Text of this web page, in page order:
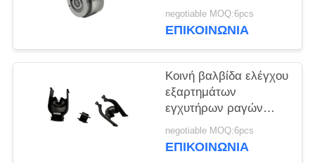
ελέγχου εγχύσεων για
Denso piezo
negotiable MOQ:6pcs
ΕΠΙΚΟΙΝΩΝΙΑ
Κοινή βαλβίδα ελέγχου
εξαρτημάτων
εγχυτήρων ραγών
28373983 για το diesel
625C
negotiable MOQ:6pcs
ΕΠΙΚΟΙΝΩΝΙΑ